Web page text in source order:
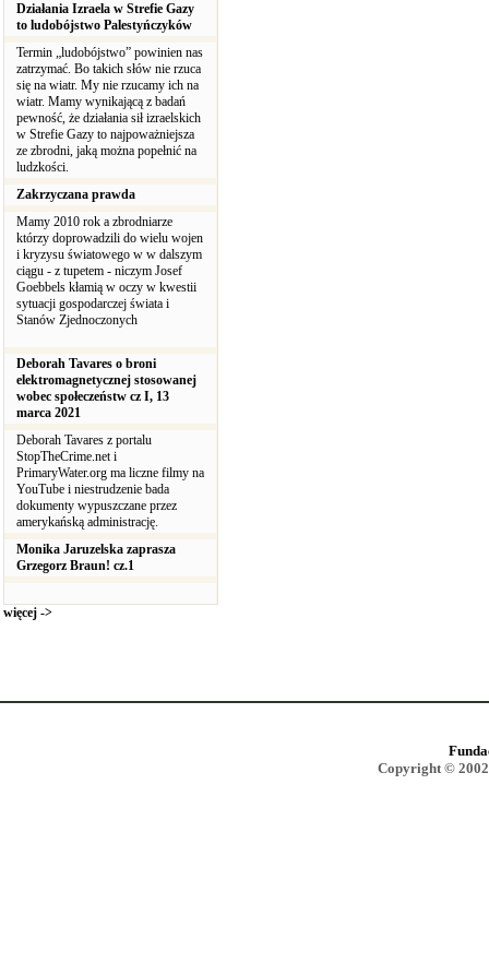
Działania Izraela w Strefie Gazy
to ludobójstwo Palestyńczyków
Termin „ludobójstwo” powinien nas
zatrzymać. Bo takich słów nie rzuca
się na wiatr. My nie rzucamy ich na
wiatr. Mamy wynikającą z badań
pewność, że działania sił izraelskich
w Strefie Gazy to najpoważniejsza
ze zbrodni, jaką można popełnić na
ludzkości.
Zakrzyczana prawda
Mamy 2010 rok a zbrodniarze
którzy doprowadzili do wielu wojen
i kryzysu światowego w w dalszym
ciągu - z tupetem - niczym Josef
Goebbels kłamią w oczy w kwestii
sytuacji gospodarczej świata i
Stanów Zjednoczonych
Deborah Tavares o broni
elektromagnetycznej stosowanej
wobec społeczeństw cz I, 13
marca 2021
Deborah Tavares z portalu
StopTheCrime.net i
PrimaryWater.org ma liczne filmy na
YouTube i niestrudzenie bada
dokumenty wypuszczane przez
amerykańską administrację.
Monika Jaruzelska zaprasza
Grzegorz Braun! cz.1
więcej ->
Copyright ©